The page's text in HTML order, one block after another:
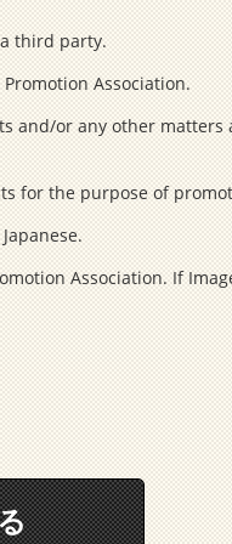
third party.
Association.
and/or any other
for the purpose of
Association. If